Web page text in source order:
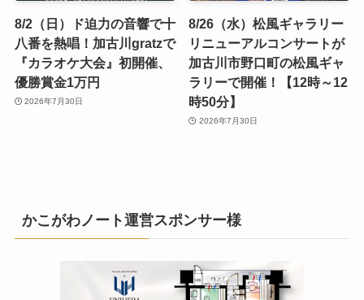
8/2（日）ド迫力の音響で十
八番を熱唱！加古川gratzで
『カラオケ大会』初開催、
優勝賞金1万円
2026年7月30日
8/26（水）松風ギャラリー
リニューアルコンサートが
加古川市野口町の松風ギャ
ラリーで開催！【12時～12
時50分】
2026年7月30日
かこがわノート運営スポンサー様